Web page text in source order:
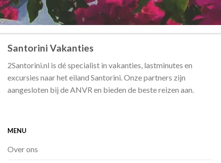
Santorini Vakanties
2Santorini.nl is dé specialist in vakanties, lastminutes en
excursies naar het eiland Santorini. Onze partners zijn
aangesloten bij de ANVR en bieden de beste reizen aan.
MENU
Over ons